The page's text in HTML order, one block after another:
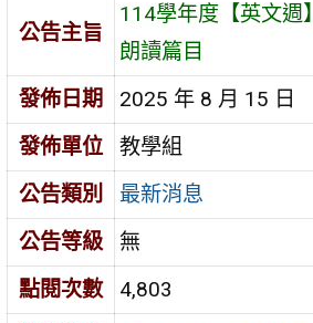
公告主旨
114學年度【英文週
朗讀篇目
發佈日期
2025 年 8 月 15 日
發佈單位
教學組
公告類別
最新消息
公告等級
無
點閱次數
4,803